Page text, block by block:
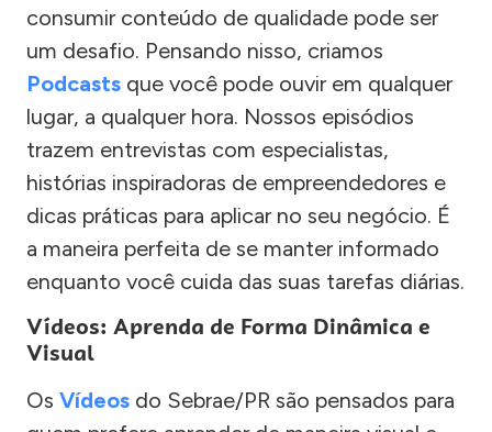
consumir conteúdo de qualidade pode ser
um desafio. Pensando nisso, criamos
Podcasts que você pode ouvir em qualquer
lugar, a qualquer hora. Nossos episódios
trazem entrevistas com especialistas,
histórias inspiradoras de empreendedores e
dicas práticas para aplicar no seu negócio. É
a maneira perfeita de se manter informado
enquanto você cuida das suas tarefas diárias.
Vídeos: Aprenda de Forma Dinâmica e
Visual
Os Vídeos do Sebrae/PR são pensados para